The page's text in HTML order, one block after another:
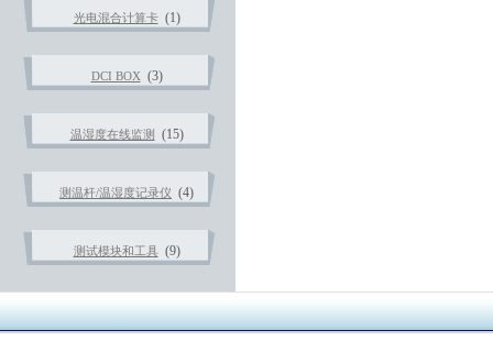
光电混合计算卡(1)
DCI BOX(3)
温湿度在线监测 (15)
测温杆/温湿度记录仪 (4)
测试模块和工具(9)